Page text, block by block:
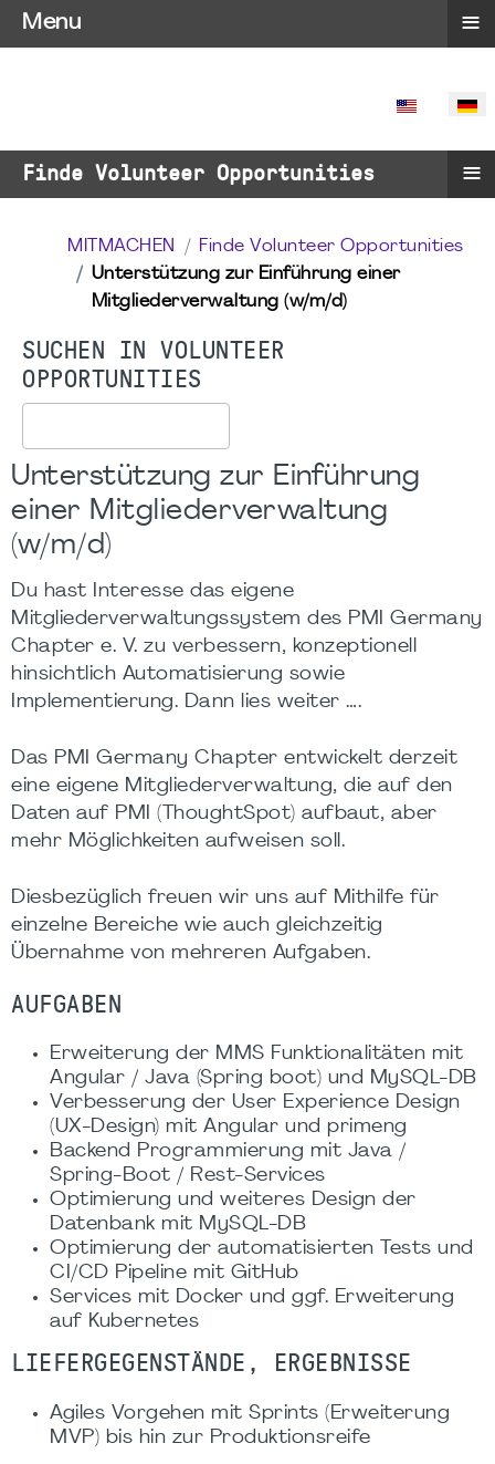
SPRACHE
Finde Volunteer Opportunities ≡
MITMACHEN
Finde Volunteer Opportunities
Unterstützung zur Einführung einer
Mitgliederverwaltung (w/m/d)
SUCHEN IN VOLUNTEER
OPPORTUNITIES
Unterstützung zur Einführung
einer Mitgliederverwaltung
(w/m/d)
Du hast Interesse das eigene
Mitgliederverwaltungssystem des PMI Germany
Chapter e. V. zu verbessern, konzeptionell
hinsichtlich Automatisierung sowie
Implementierung. Dann lies weiter ….
Das PMI Germany Chapter entwickelt derzeit
eine eigene Mitgliederverwaltung, die auf den
Daten auf PMI (ThoughtSpot) aufbaut, aber
mehr Möglichkeiten aufweisen soll.
Diesbezüglich freuen wir uns auf Mithilfe für
einzelne Bereiche wie auch gleichzeitig
Übernahme von mehreren Aufgaben.
AUFGABEN
Erweiterung der MMS Funktionalitäten mit
Angular / Java (Spring boot) und MySQL-DB
Verbesserung der User Experience Design
(UX-Design) mit Angular und primeng
Backend Programmierung mit Java /
Spring-Boot / Rest-Services
Optimierung und weiteres Design der
Datenbank mit MySQL-DB
Optimierung der automatisierten Tests und
CI/CD Pipeline mit GitHub
Services mit Docker und ggf. Erweiterung
auf Kubernetes
LIEFERGEGENSTÄNDE, ERGEBNISSE
Agiles Vorgehen mit Sprints (Erweiterung
MVP) bis hin zur Produktionsreife
Menu ≡